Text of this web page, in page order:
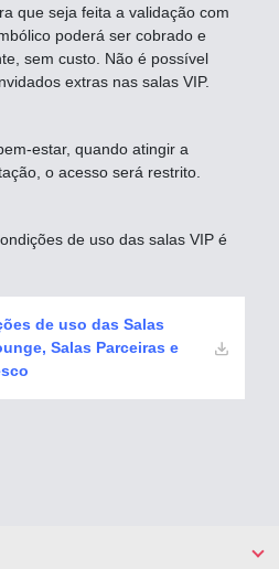
que seja feita a validação com
poderá ser cobrado e
sem custo. Não é possível
extras nas salas VIP.
estar, quando atingir a
o acesso será restrito.
de uso das salas VIP é
de uso das Salas
Salas Parceiras e